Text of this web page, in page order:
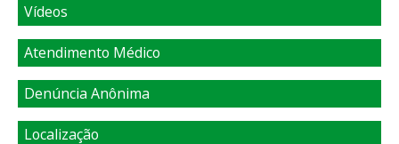
Vídeos
Atendimento Médico
Denúncia Anônima
Localização